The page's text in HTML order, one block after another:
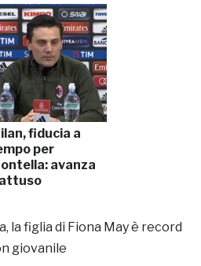
fiducia a
per
avanza
la figlia di Fiona May è record
giovanile